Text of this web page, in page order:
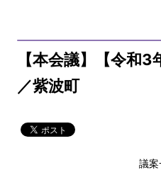
【本会議】【令和
／紫波町
議